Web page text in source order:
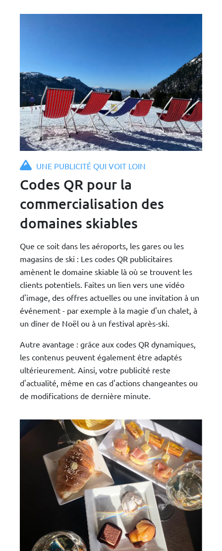
UNE PUBLICITÉ QUI VOIT LOIN
Codes QR pour la
commercialisation des
domaines skiables
Que ce soit dans les aéroports, les gares ou les
magasins de ski : Les codes QR publicitaires
amènent le domaine skiable là où se trouvent les
clients potentiels. Faites un lien vers une vidéo
d'image, des offres actuelles ou une invitation à un
événement - par exemple à la magie d'un chalet, à
un dîner de Noël ou à un festival après-ski.
Autre avantage : grâce aux codes QR dynamiques,
les contenus peuvent également être adaptés
ultérieurement. Ainsi, votre publicité reste
d'actualité, même en cas d'actions changeantes ou
de modifications de dernière minute.